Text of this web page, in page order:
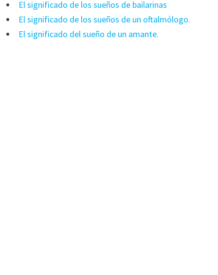
El significado de los sueños de bailarinas
El significado de los sueños de un oftalmólogo.
El significado del sueño de un amante.